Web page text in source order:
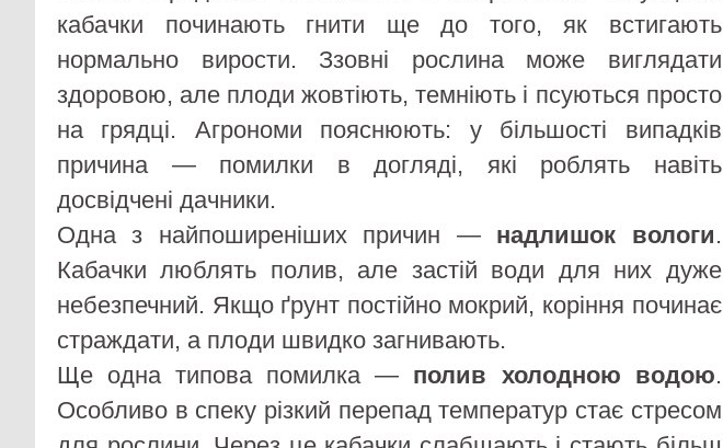
кабачки починають гнити ще до того, як встигають
нормально вирости. Ззовні рослина може виглядати
здоровою, але плоди жовтіють, темніють і псуються просто
на грядці. Агрономи пояснюють: у більшості випадків
причина — помилки в догляді, які роблять навіть
досвідчені дачники.
Одна з найпоширеніших причин — надлишок вологи.
Кабачки люблять полив, але застій води для них дуже
небезпечний. Якщо ґрунт постійно мокрий, коріння починає
страждати, а плоди швидко загнивають.
Ще одна типова помилка — полив холодною водою.
Особливо в спеку різкий перепад температур стає стресом